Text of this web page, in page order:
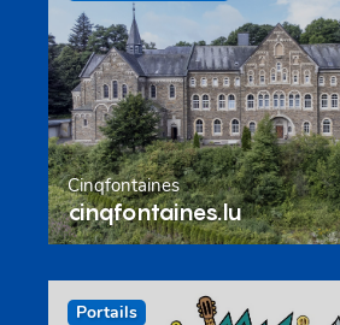
Cinqfontaines
cinqfontaines.lu
Portails